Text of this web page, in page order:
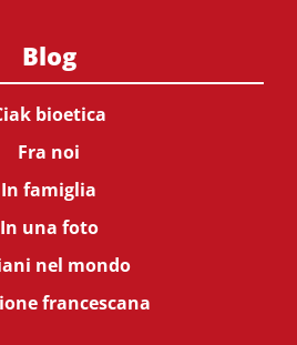
Blog
bioetica
Fra noi
In famiglia
In una foto
nel mondo
francescana